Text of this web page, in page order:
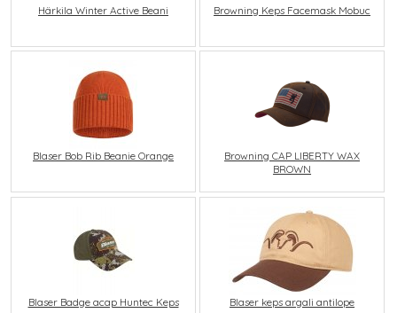
Härkila Winter Active Beani Browning Keps Facemask Mobuc
Blaser Bob Rib Beanie Orange
Browning CAP LIBERTY WAX
BROWN
Blaser Badge acap Huntec Keps Blaser keps argali antilope